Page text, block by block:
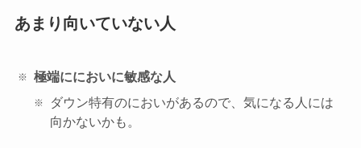
あまり向いていない人
極端ににおいに敏感な人
ダウン特有のにおいがあるので、気になる人には
向かないかも。